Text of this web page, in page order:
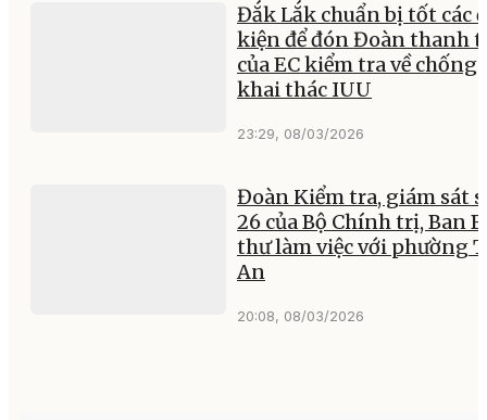
Đắk Lắk chuẩn bị tốt các
kiện để đón Đoàn thanh
của EC kiểm tra về chống
khai thác IUU
23:29, 08/03/2026
Đoàn Kiểm tra, giám sát
26 của Bộ Chính trị, Ban
thư làm việc với phường
An
20:08, 08/03/2026